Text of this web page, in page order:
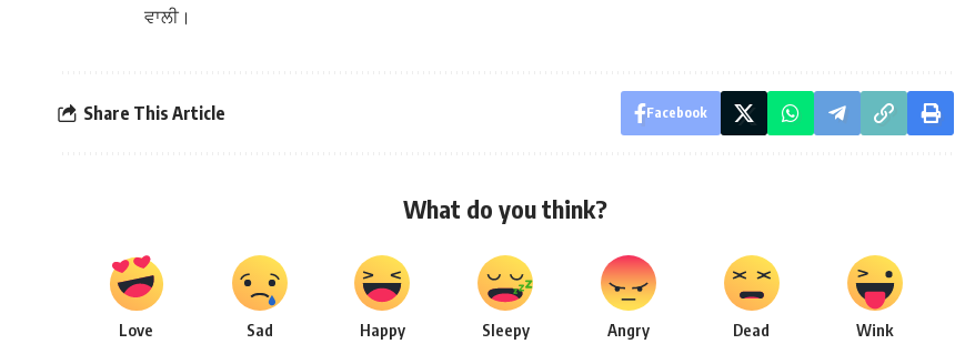
ਵਾਲੀ।
Share This Article Facebook
What do you think?
Love Sad Happy Sleepy Angry Dead Wink